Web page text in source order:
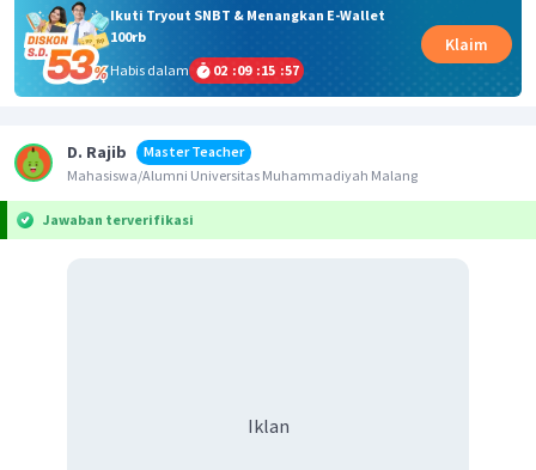
Ikuti Tryout SNBT & Menangkan E-Wallet
100rb
Habis dalam
02 :09 :15 :56
Klaim
D. Rajib
Master Teacher
Mahasiswa/Alumni Universitas Muhammadiyah Malang
Jawaban terverifikasi
Iklan